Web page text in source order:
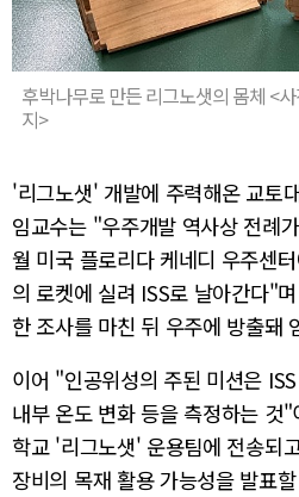
후박나무로 만든 리그노샛의 몸체 <
지>
'리그노샛' 개발에 주력해온 교토
임교수는 "우주개발 역사상 전례
월 미국 플로리다 케네디 우주센
의 로켓에 실려 ISS로 날아간다"
한 조사를 마친 뒤 우주에 방출돼
이어 "인공위성의 주된 미션은
내부 온도 변화 등을 측정하는 것
학교 '리그노샛' 운용팀에 전송되
장비의 목재 활용 가능성을 발표